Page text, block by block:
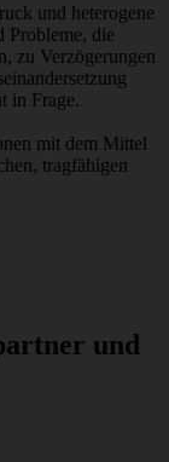
und heterogene
Probleme, die
zu Verzögerungen
in Frage.
mit dem Mittel
tragfähigen
und